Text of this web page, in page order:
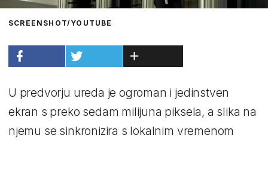
SCREENSHOT/YOUTUBE
U predvorju ureda je ogroman i jedinstven
ekran s preko sedam milijuna piksela, a slika na
njemu se sinkronizira s lokalnim vremenom